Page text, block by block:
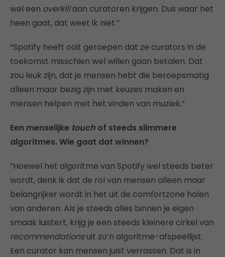
wel een overkillaan curatoren krijgen. Dus waar het
heen gaat, dat weet ik niet.”
“Spotify heeft ooit geroepen dat ze curators in de
toekomst misschien wel willen gaan betalen. Dat
zou leuk zijn, dat je mensen hebt die beroepsmatig
alleen maar bezig zijn met keuzes maken en
mensen helpen met het vinden van muziek.”
Een menselijke touch of steeds slimmere
algoritmes. Wie gaat dat winnen?
“Hoewel het algoritme van Spotify wel steeds beter
wordt, denk ik dat de rol van mensen alleen maar
belangrijker wordt in het uit de comfortzone halen
van anderen. Als je steeds alles binnen je eigen
smaak luistert, krijg je een steeds kleinere cirkel van
recommendationsuit zo’n algoritme-afspeellijst.
Een curator kan mensen juist verrassen. Dat is in